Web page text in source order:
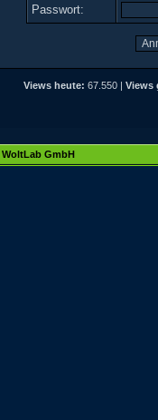
Passwort:
Views heute: 67.550 | Views
WoltLab GmbH